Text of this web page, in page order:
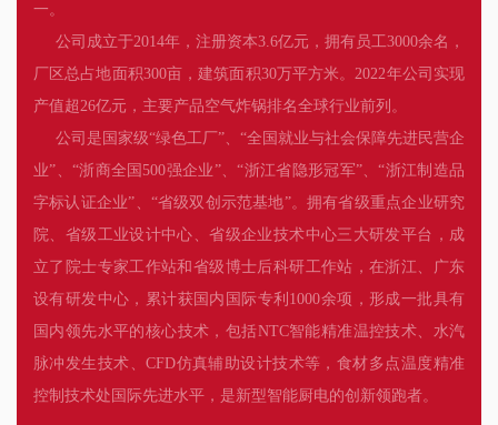
一。
公司成立于2014年，注册资本3.6亿元，拥有员工3000余名，
厂区总占地面积300亩，建筑面积30万平方米。2022年公司实现
产值超26亿元，主要产品空气炸锅排名全球行业前列。
公司是国家级“绿色工厂”、“全国就业与社会保障先进民营企
业”、“浙商全国500强企业”、“浙江省隐形冠军”、“浙江制造品
字标认证企业”、“省级双创示范基地”。拥有省级重点企业研究
院、省级工业设计中心、省级企业技术中心三大研发平台，成
立了院士专家工作站和省级博士后科研工作站，在浙江、广东
设有研发中心，累计获国内国际专利1000余项，形成一批具有
国内领先水平的核心技术，包括NTC智能精准温控技术、水汽
脉冲发生技术、CFD仿真辅助设计技术等，食材多点温度精准
控制技术处国际先进水平，是新型智能厨电的创新领跑者。